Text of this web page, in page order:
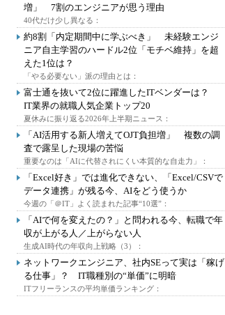
増」 7割のエンジニアが思う理由
40代だけ少し異なる：
約8割「内定期間中に学ぶべき」 未経験エンジ
ニア自主学習のハードル2位「モチベ維持」を超
えた1位は？
「やる必要ない」派の理由とは：
富士通を抜いて2位に躍進したITベンダーは？
IT業界の就職人気企業トップ20
夏休みに振り返る2026年上半期ニュース：
「AI活用する新人増えてOJT負担増」 複数の調
査で露呈した現場の苦悩
重要なのは「AIに代替されにくい本質的な自走力」：
「Excel好き」では進化できない、「Excel/CSVで
データ連携」が残る今、AIをどう使うか
今週の「＠IT」よく読まれた記事“10選”：
「AIで何を変えたの？」と問われる今、転職で年
収が上がる人／上がらない人
生成AI時代の年収向上戦略（3）：
ネットワークエンジニア、社内SEって実は「稼げ
る仕事」？ IT職種別の“単価”に明暗
ITフリーランスの平均単価ランキング：